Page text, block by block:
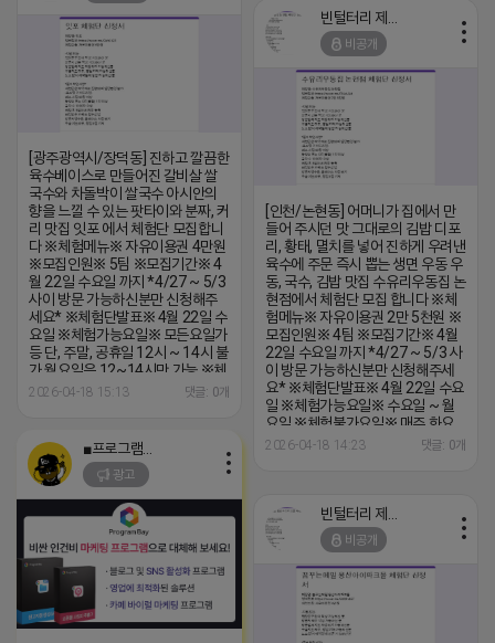
[광주광역시/장덕동] 진하고 깔끔한
육수베이스로 만들어진 갈비살 쌀
국수와 차돌박이 쌀국수 아시안의
향을 느낄 수 있는 팟타이와 분짜, 커
리 맛집 잇포 에서 체험단 모집합니
다 ※체험메뉴※ 자유이용권 4만원
※모집인원※ 5팀 ※모집기간※ 4
월 22일 수요일 까지 *4/27 ~ 5/3
사이 방문 가능하신분만 신청해주
세요* ※체험단발표※ 4월 22일 수
요일 ※체험가능요일※ 모든요일가
등 단, 주말, 공휴일 12시 ~ 14시 불
가 월요일은 12~14시만 가능 ※체
험불가요일※ 없음 ※작성기한※
https://forms.gle/zSVTWC2P7yNHSoZb9
※특이사항※ 방문인원은 최대 4인
까지 가능합니다. 체험권 금액 초과
시 초과비용은 본인부담입니다.
2026-04-18 15:13 댓글: 0개
비공개
[인천/논현동] 어머니가 집에서 만
들어 주시던 맛 그대로의 김밥 디포
리, 황태, 멸치를 넣어 진하게 우려낸
육수에 주문 즉시 뽑는 생면 우동 우
동, 국수, 김밥 맛집 수유리우동집 논
현점에서 체험단 모집 합니다 ※체
험메뉴※ 자유이용권 2만 5천원 ※
모집인원※ 4팀 ※모집기간※ 4월
22일 수요일 까지 *4/27 ~ 5/3 사
이 방문 가능하신분만 신청해주세
요* ※체험단발표※ 4월 22일 수요
일 ※체험가능요일※ 수요일 ~ 월
요일 ※체험불가요일※ 매주 화요
일, 매일 15 ~ 17시 불가 ※작성기
※특이사항※ 방문인원 최대 2~4
인 까지 가능 체험권 이외 추가 주문
은 본인부담입니다.
2026-04-18 14:23 댓글: 0개
광고
비공개